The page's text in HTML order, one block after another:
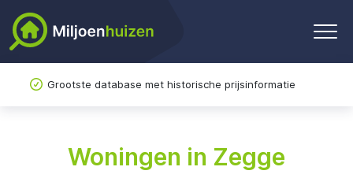
Grootste database met historische prijsinformatie
Woningen in Zegge